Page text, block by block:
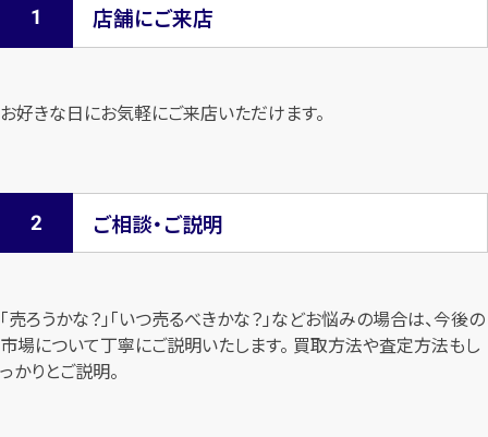
店舗にご来店
お好きな日にお気軽にご来店いただけます。
ご相談・ご説明
「売ろうかな？」「いつ売るべきかな？」などお悩みの場合は、今後の
市場について丁寧にご説明いたします。 買取方法や査定方法もし
っかりとご説明。